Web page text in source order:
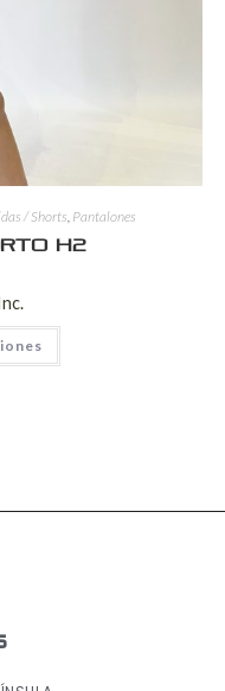
/ Shorts Pantalones
H2